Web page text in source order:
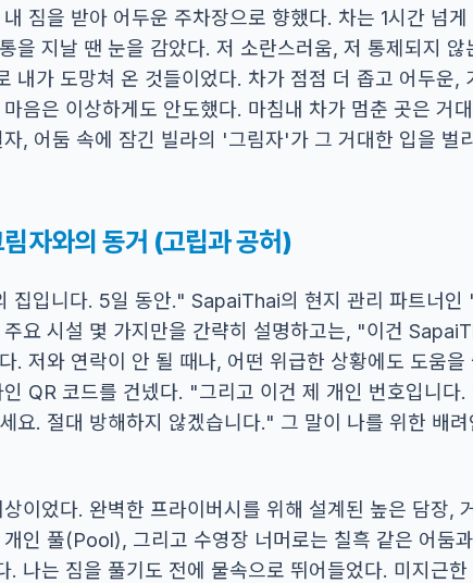
짐을 받아 어두운 주차장으로 향했다. 차는 1시간 넘
을 지날 땐 눈을 감았다. 저 소란스러움, 저 통제되지 않
내가 도망쳐 온 것들이었다. 차가 점점 더 좁고 어두운,
음은 이상하게도 안도했다. 마침내 차가 멈춘 곳은 거
, 어둠 속에 잠긴 빌라의 '그림자'가 그 거대한 입을 벌
자와의 동거 (고립과 공허)
집입니다. 5일 동안." SapaiThai의 현지 관리 파트너인
요 시설 몇 가지만을 간략히 설명하고는, "이건
. 저와 연락이 안 될 때나, 어떤 위급한 상황에도 도움
QR 코드를 건넸다. "그리고 이건 제 개인 번호입니다.
요. 절대 방해하지 않겠습니다." 그 말이 나를 위한 배려
이었다. 완벽한 프라이버시를 위해 설계된 높은 담장,
인 풀(Pool), 그리고 수영장 너머로는 칠흑 같은 어둠
. 나는 짐을 풀기도 전에 물속으로 뛰어들었다. 미지근한